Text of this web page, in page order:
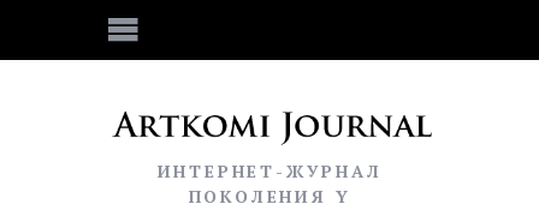
ИНТЕРНЕТ-ЖУРНАЛ
ПОКОЛЕНИЯ Y